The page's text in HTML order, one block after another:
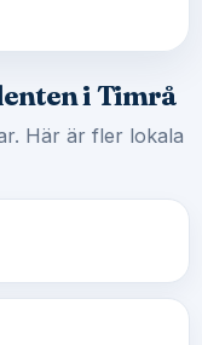
i Timrå
Här är fler lokala